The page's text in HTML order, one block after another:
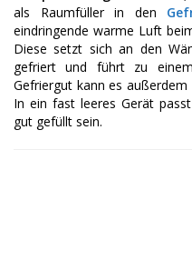
als Raumfüller in den
eindringende warme Luft
Diese setzt sich an den
gefriert und führt zu
Gefriergut kann es außerdem
In ein fast leeres Gerät
gut gefüllt sein.